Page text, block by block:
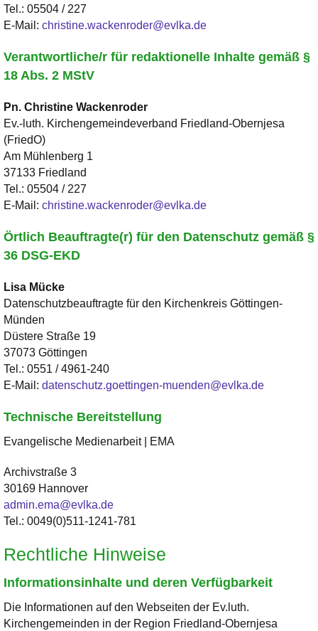
Tel.: 05504 / 227
E-Mail: christine.wackenroder@evlka.de
Verantwortliche/r für redaktionelle Inhalte gemäß §
18 Abs. 2 MStV
Pn. Christine Wackenroder
Ev.-luth. Kirchengemeindeverband Friedland-Obernjesa
(FriedO)
Am Mühlenberg 1
37133 Friedland
Tel.: 05504 / 227
E-Mail: christine.wackenroder@evlka.de
Örtlich Beauftragte(r) für den Datenschutz gemäß §
36 DSG-EKD
Lisa Mücke
Datenschutzbeauftragte für den Kirchenkreis Göttingen-
Münden
Düstere Straße 19
37073 Göttingen
Tel.: 0551 / 4961-240
E-Mail: datenschutz.goettingen-muenden@evlka.de
Technische Bereitstellung
Evangelische Medienarbeit | EMA
Archivstraße 3
30169 Hannover
admin.ema@evlka.de
Tel.: 0049(0)511-1241-781
Rechtliche Hinweise
Informationsinhalte und deren Verfügbarkeit
Die Informationen auf den Webseiten der Ev.luth.
Kirchengemeinden in der Region Friedland-Obernjesa